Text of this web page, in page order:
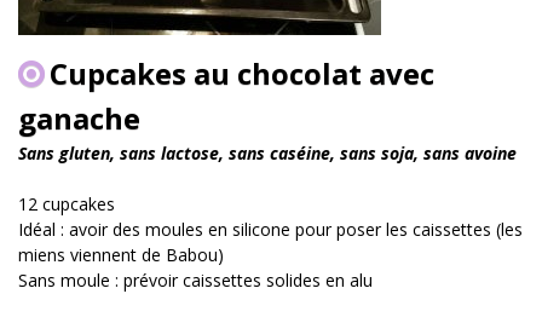
Cupcakes au chocolat avec
ganache
Sans gluten, sans lactose, sans caséine, sans soja, sans avoine
12 cupcakes
Idéal : avoir des moules en silicone pour poser les caissettes (les
miens viennent de Babou)
Sans moule : prévoir caissettes solides en alu